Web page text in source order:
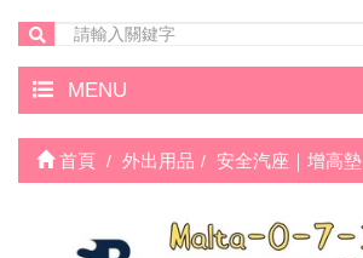
MENU
首頁 外出用品 安全汽座｜增高墊